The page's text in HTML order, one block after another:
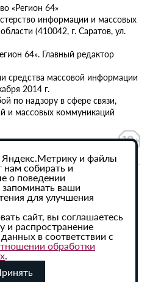
«Регион 64»
информации и массовых
(410042, г. Саратов, ул.
64». Главный редактор
средства массовой информации
2014 г.
по надзору в сфере связи,
и массовых коммуникаций
персональных данных
сайта активная
64» обязательна.
Яндекс.Метрику и файлы
нам собирать и
о поведении
ваши
для улучшения
сайт, вы соглашаетесь
и распространение
в соответствии с
обработки
.